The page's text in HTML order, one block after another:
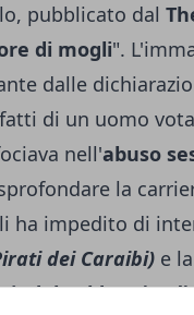
pubblicato dal
di mogli".
dalle
di un uomo
nell'abuso
la
ha impedito di
dei Caraibi) e la
(Animali